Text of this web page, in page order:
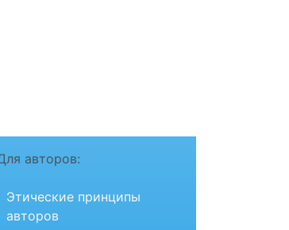
авторов:
Этические принципы
авторов